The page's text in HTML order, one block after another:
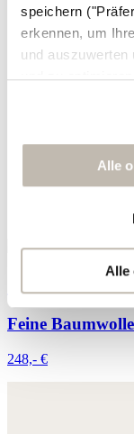
speichern
erkennen, um
und auszuwerten
und zu
zu erstellen, um
um Sie auf
Sie erneut mit
Ihre Daten
der
Sie auf
Indem Sie auf
erklären Sie sich
wie zuvor
Alle
Alle
Feine Baumwolle
248,- €